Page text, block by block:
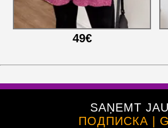
49€
SAŅEMT
ПОДПИСКА |